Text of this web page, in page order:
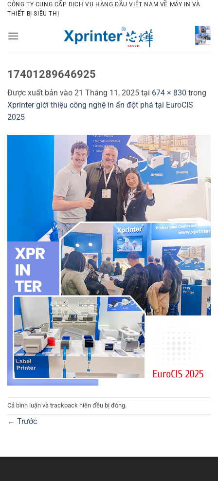
Bỏ
qua
dung
CÔNG TY CUNG CẤP DỊCH VỤ HÀNG ĐẦU VIỆT NAM VỀ MÁY IN VÀ
THIẾT BỊ SIÊU THỊ
17401289646925
Được xuất bản vào 21 Tháng 11, 2025 tại 674 × 830 trong
Xprinter giới thiệu công nghệ in ấn đột phá tại EuroCIS
2025
Cả bình luận và trackback hiện đều bị đóng.
← Trước